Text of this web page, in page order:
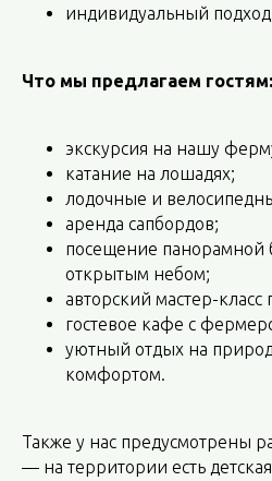
индивидуальный
Что мы предлагаем гостям:
экскурсия на нашу
катание на лошадях;
лодочные и
аренда сапбордов;
посещение панорамной
открытым небом;
авторский мастер-
гостевое кафе с
уютный отдых на
комфортом.
Также у нас предусмотрены
— на территории есть